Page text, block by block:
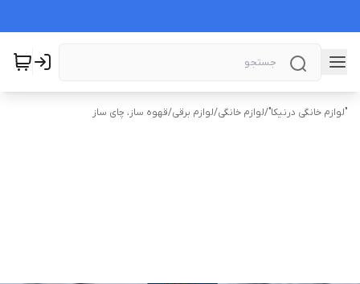
"لوازم خانگی درنیکا"/لوازم خانگی/لوازم برقی/قهوه ساز، چای ساز